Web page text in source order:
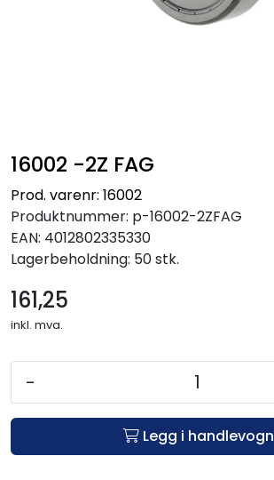
16002 -2Z FAG
Prod. varenr: 16002
Produktnummer: p-16002-2ZFAG
EAN: 4012802335330
Lagerbeholdning: 50 stk.
161,25
inkl. mva.
-
Legg i handlevogn